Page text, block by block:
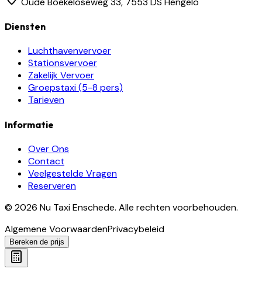
Diensten
Luchthavenvervoer
Stationsvervoer
Zakelijk Vervoer
Groepstaxi (5-8 pers)
Tarieven
Informatie
Over Ons
Contact
Veelgestelde Vragen
Reserveren
© 2026 Nu Taxi Enschede. Alle rechten voorbehouden.
Algemene VoorwaardenPrivacybeleid
Bereken de prijs